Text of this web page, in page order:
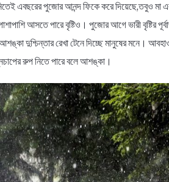
এবছরের পুজোর আনন্দ ফিকে করে দিয়েছে,তবুও
আসতে পারে বৃষ্টিও। পুজোর আগে ভারী বৃষ্টির
দুশ্চিন্তার রেখা টেনে দিচ্ছে মানুষের মনে।
রুপ নিতে পারে বলে আশঙ্কা।